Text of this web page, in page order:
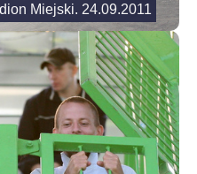
Miejski. 24.09.2011